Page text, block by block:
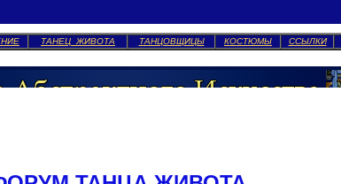
ТАНЕЦ ЖИВОТА ТАНЦОВЩИЦЫ КОСТЮМЫ ССЫЛКИ